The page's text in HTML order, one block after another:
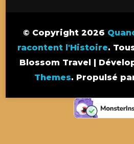
© Copyright 2026
racontent l'Histoire.
Blossom Travel |
Themes. Propulsé